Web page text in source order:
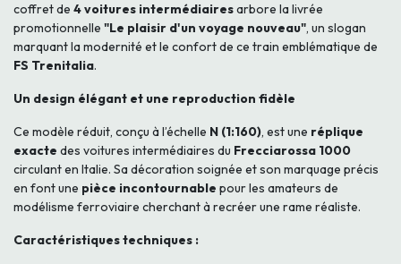
coffret de 4 voitures intermédiairesarbore la livrée
promotionnelle "Le plaisir d'un voyage nouveau", un slogan
marquant la modernité et le confort de ce train emblématique de
FS Trenitalia.
Un design élégant et une reproduction fidèle
Ce modèle réduit, conçu à l’échelle N (1:160), est une réplique
exacte des voitures intermédiaires du Frecciarossa 1000
circulant en Italie. Sa décoration soignée et son marquage précis
en font une pièce incontournable pour les amateurs de
modélisme ferroviaire cherchant à recréer une rame réaliste.
Caractéristiques techniques :